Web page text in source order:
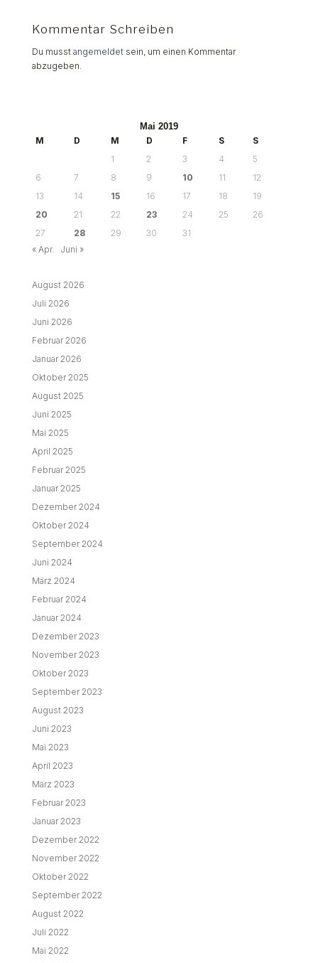
Kommentar Schreiben
Du musst angemeldetsein, um einen Kommentar
abzugeben.
Mai 2019
M
D M D F S
S
1
2 3 4
5
6
7 8 9 10 11
12
13
14 15 16 17 18
19
20
21 22 23 24 25
26
27
28 29 30
31
« Apr.
Juni »
August 2026
Juli 2026
Juni 2026
Februar 2026
Januar 2026
Oktober 2025
August 2025
Juni 2025
Mai 2025
April 2025
Februar 2025
Januar 2025
Dezember 2024
Oktober 2024
September 2024
Juni 2024
März 2024
Februar 2024
Januar 2024
Dezember 2023
November 2023
Oktober 2023
September 2023
August 2023
Juni 2023
Mai 2023
April 2023
März 2023
Februar 2023
Januar 2023
Dezember 2022
November 2022
Oktober 2022
September 2022
August 2022
Juli 2022
Mai 2022